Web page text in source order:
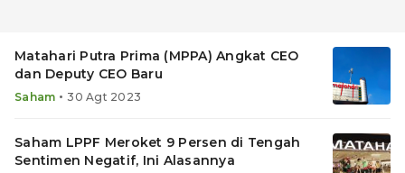
Matahari Putra Prima (MPPA) Angkat CEO
dan Deputy CEO Baru
Saham • 30 Agt 2023
Saham LPPF Meroket 9 Persen di Tengah
Sentimen Negatif, Ini Alasannya